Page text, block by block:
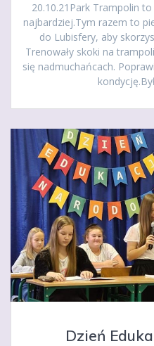
20.10.21Park Trampolin
najbardziej.Tym razem to
do Lubisfery, aby
Trenowały skoki na
się nadmuchańcach.
Dzień